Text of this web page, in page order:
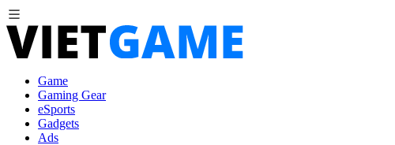
Game
Gaming Gear
eSports
Gadgets
Ads